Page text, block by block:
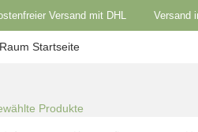
Versand mit DHL Versand
Produkte